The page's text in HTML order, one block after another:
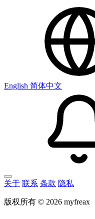
English 简体中文
关于 联系 条款 隐私
版权所有 © 2026 myfreax